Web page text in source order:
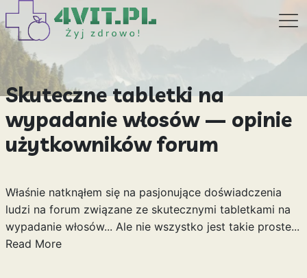
Skuteczne tabletki na
wypadanie włosów — opinie
użytkowników forum
Właśnie natknąłem się na pasjonujące doświadczenia
ludzi na forum związane ze skutecznymi tabletkami na
wypadanie włosów... Ale nie wszystko jest takie proste...
Read More